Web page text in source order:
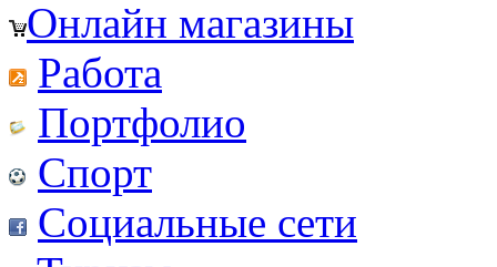
Онлайн магазины
Работа
Портфолио
Спорт
Социальные сети